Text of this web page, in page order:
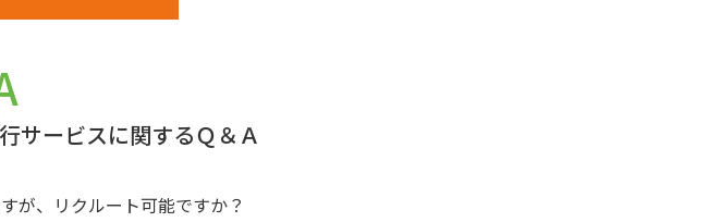
サービスに関するＱ＆Ａ
が、リクルート可能ですか？